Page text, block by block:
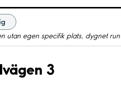
utan egen specifik plats, dygnet
3